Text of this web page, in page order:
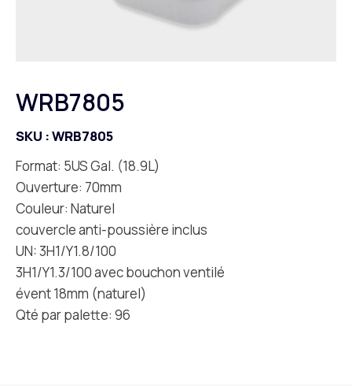
WRB7805
SKU :WRB7805
Format: 5US Gal. (18.9L)
Ouverture: 70mm
Couleur: Naturel
couvercle anti-poussière inclus
UN: 3H1/Y1.8/100
3H1/Y1.3/100 avec bouchon ventilé
évent 18mm (naturel)
Qté par palette: 96